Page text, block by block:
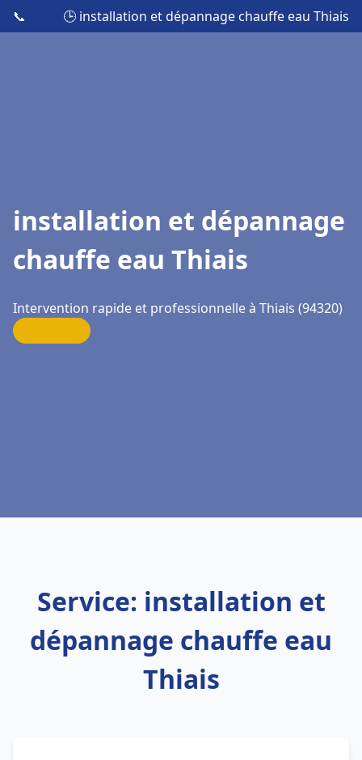
📞 🕒 installation et dépannage chauffe eau Thiais
installation et dépannage
chauffe eau Thiais
Intervention rapide et professionnelle à Thiais (94320)
Service: installation et
dépannage chauffe eau
Thiais